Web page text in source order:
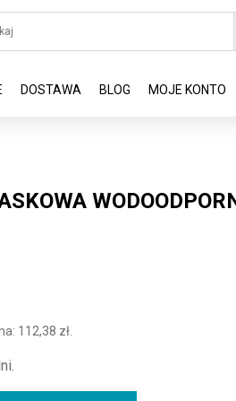
DOSTAWA BLOG MOJE KONTO
112,38 zł.